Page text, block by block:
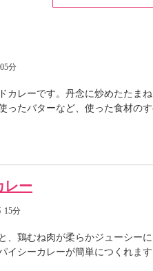
分
カレーです。丹念に炒めたたま
ったバターなど、使った食材の
レー
15分
、鶏むね肉が柔らかジューシー
イシーカレーが簡単につくれます